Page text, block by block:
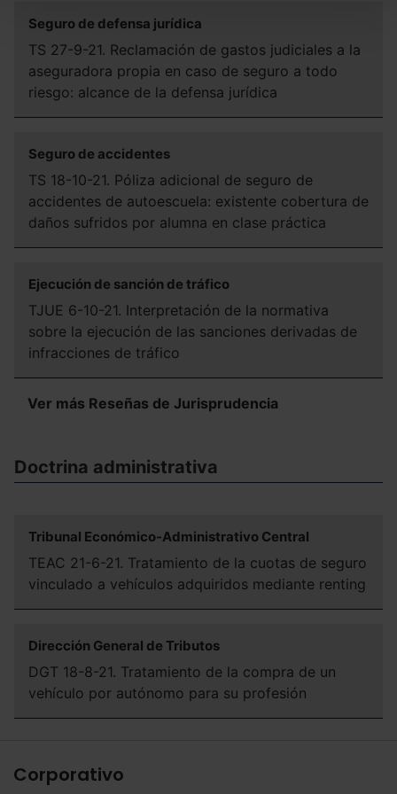
También puedes configurar
seleccionar solo aquellas que quieras permitir en tu
navegador. Si no seleccionas ninguna utilizaremos las
que sean indispensables para la navegación.
Seguro de defensa jurídica
TS 27-9-21. Reclamación de gastos judiciales a la
aseguradora propia en caso de seguro a todo
riesgo: alcance de la defensa jurídica
Seguro de accidentes
TS 18-10-21. Póliza adicional de seguro de
accidentes de autoescuela: existente cobertura de
daños sufridos por alumna en clase práctica
Ejecución de sanción de tráfico
TJUE 6-10-21. Interpretación de la normativa
sobre la ejecución de las sanciones derivadas de
infracciones de tráfico
Ver más Reseñas de Jurisprudencia
Doctrina administrativa
Tribunal Económico-Administrativo Central
TEAC 21-6-21. Tratamiento de la cuotas de seguro
vinculado a vehículos adquiridos mediante renting
Dirección General de Tributos
DGT 18-8-21. Tratamiento de la compra de un
vehículo por autónomo para su profesión
Corporativo